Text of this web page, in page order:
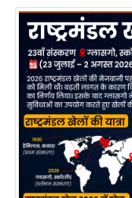
शि
ज
नी
ति
वि
ष